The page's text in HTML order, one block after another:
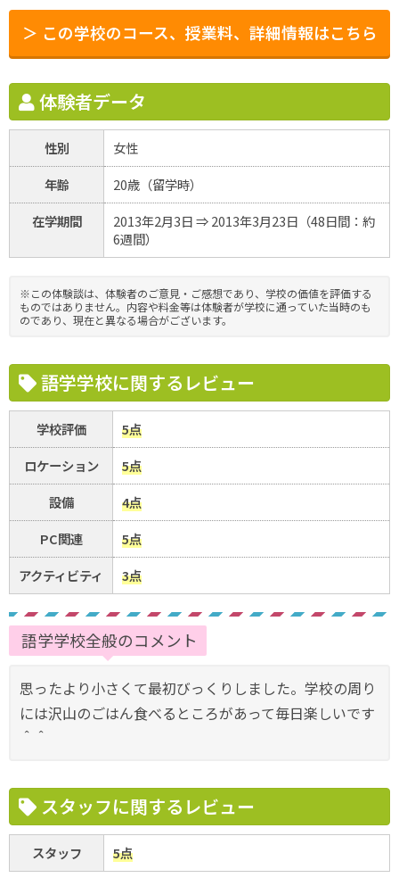
＞ この学校のコース、授業料、詳細情報はこちら
体験者データ
性別
女性
年齢
20歳（留学時）
在学期間
2013年2月3日 ⇒ 2013年3月23日（48日間：約
6週間）
※この体験談は、体験者のご意見・ご感想であり、学校の価値を評価する
ものではありません。内容や料金等は体験者が学校に通っていた当時のも
のであり、現在と異なる場合がございます。
語学学校に関するレビュー
学校評価
5点
ロケーション
5点
設備
4点
PC関連
5点
アクティビティ
3点
語学学校全般のコメント
思ったより小さくて最初びっくりしました。学校の周り
には沢山のごはん食べるところがあって毎日楽しいです
＾＾
スタッフに関するレビュー
スタッフ 5点